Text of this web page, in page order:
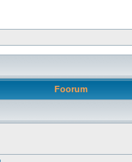
Foorum